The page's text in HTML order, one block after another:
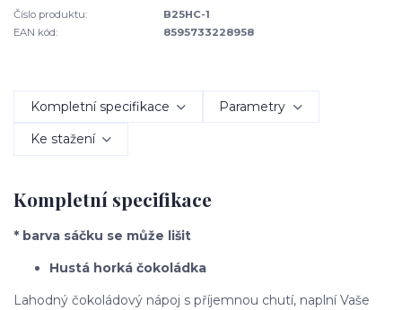
Číslo produktu:
B25HC-1
EAN kód:
8595733228958
Kompletní specifikace Parametry
Ke stažení
Kompletní specifikace
* barva sáčku se může lišit
Hustá horká čokoládka
Lahodný čokoládový nápoj s příjemnou chutí, naplní Vaše